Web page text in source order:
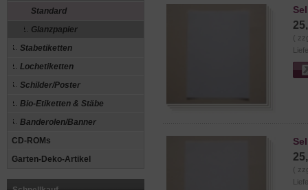
Standard
Glanzpapier
Stabetiketten
Lochetiketten
Schilder/Poster
Bio-Etiketten & Stäbe
Banderolen/Banner
CD-ROMs
Garten-Deko-Artikel
(
(